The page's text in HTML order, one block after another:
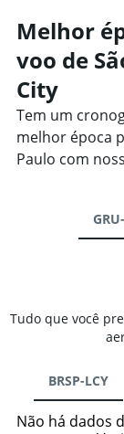
Melhor
voo de
City
Tem um
melhor época
Paulo com
Tudo que você
BRSP-LCY
Não há dados